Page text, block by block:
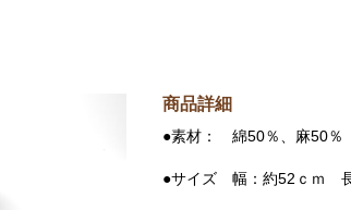
商品詳細
●素材： 綿50％、麻50
●サイズ 幅：約52ｃｍ